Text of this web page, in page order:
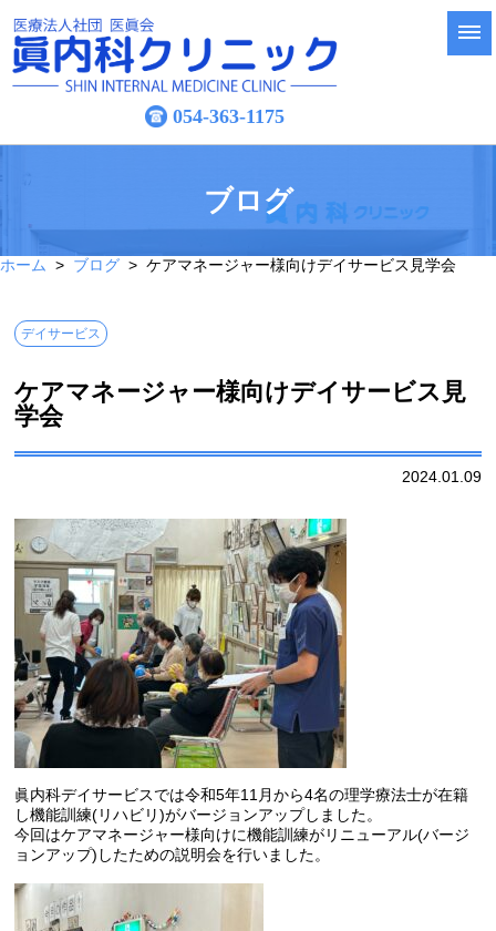
054-363-1175
ブログ
ホーム > ブログ > ケアマネージャー様向けデイサービス見学会
デイサービス
ケアマネージャー様向けデイサービス見
学会
2024.01.09
眞内科デイサービスでは令和5年11月から4名の理学療法士が在籍
し機能訓練(リハビリ)がバージョンアップしました。
今回はケアマネージャー様向けに機能訓練がリニューアル(バージ
ョンアップ)したための説明会を行いました。